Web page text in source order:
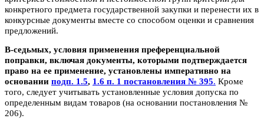
конкретного предмета государственной закупки и перенести их в
конкурсные документы вместе со способом оценки и сравнения
предложений.
В-седьмых, условия применения преференциальной
поправки, включая документы, которыми подтверждается
право на ее применение, установлены императивно на
основании подп. 1.5, 1.6 п. 1 постановления № 395. Кроме
того, следует учитывать установленные условия допуска по
определенным видам товаров (на основании постановления №
206).